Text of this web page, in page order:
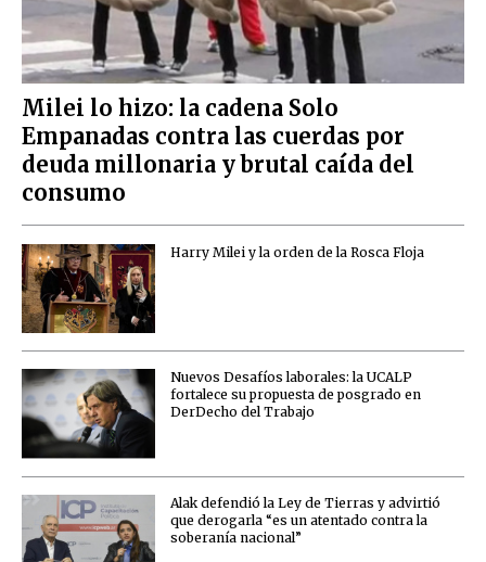
Milei lo hizo: la cadena Solo
Empanadas contra las cuerdas por
deuda millonaria y brutal caída del
consumo
Harry Milei y la orden de la Rosca Floja
Nuevos Desafíos laborales: la UCALP
fortalece su propuesta de posgrado en
DerDecho del Trabajo
Alak defendió la Ley de Tierras y advirtió
que derogarla “es un atentado contra la
soberanía nacional”